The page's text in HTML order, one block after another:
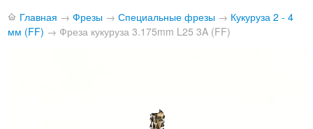
Главная → Фрезы → Специальные фрезы → Кукуруза 2 - 4
мм (FF) → Фреза кукуруза 3.175mm L25 3A (FF)